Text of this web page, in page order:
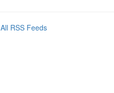
All RSS Feeds